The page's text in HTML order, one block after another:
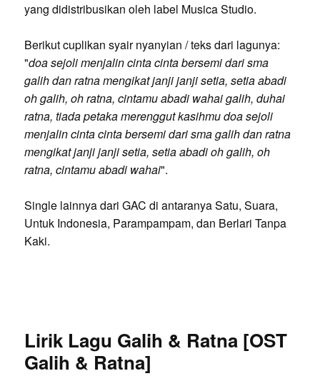
yang didistribusikan oleh label Musica Studio.
Berikut cuplikan syair nyanyian / teks dari lagunya:
"doa sejoli menjalin cinta cinta bersemi dari sma
galih dan ratna mengikat janji janji setia, setia abadi
oh galih, oh ratna, cintamu abadi wahai galih, duhai
ratna, tiada petaka merenggut kasihmu doa sejoli
menjalin cinta cinta bersemi dari sma galih dan ratna
mengikat janji janji setia, setia abadi oh galih, oh
ratna, cintamu abadi wahai".
Single lainnya dari GAC di antaranya Satu, Suara,
Untuk Indonesia, Parampampam, dan Berlari Tanpa
Kaki.
Lirik Lagu Galih & Ratna [OST
Galih & Ratna]